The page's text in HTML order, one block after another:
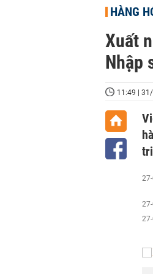
HÀNG
Xuất
Nhập
11:49 |